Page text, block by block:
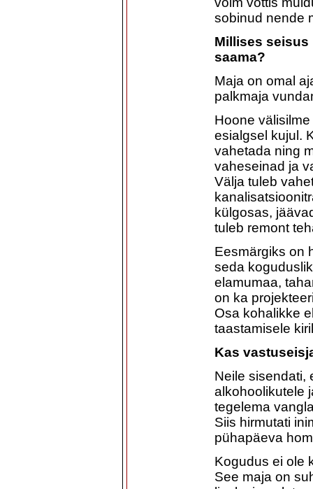
sobinud nende
Millises seisus
saama?
Maja on omal
palkmaja
Hoone
esialgsel kujul.
vahetada ning
vaheseinad ja
Välja tuleb
külgosas,
tuleb remont
Eesmärgiks on
seda
elamumaa,
on ka
Osa kohalikke
taastamisele
Kas
Neile sisendati,
alkohoolikutele
tegelema
Siis hirmutati
pühapäeva
Kogudus ei ole
See maja on